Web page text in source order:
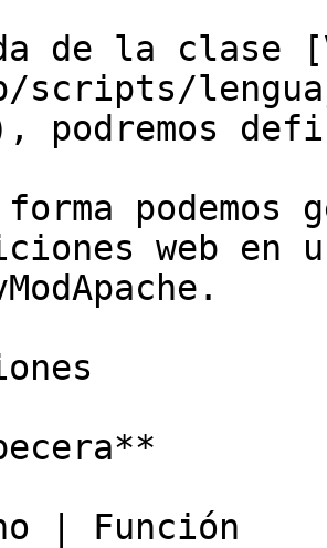
de la clase
scripts/
podremos
podemos
web en
| Función